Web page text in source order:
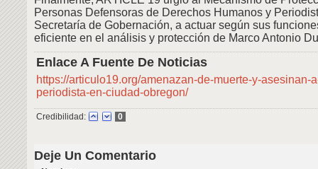
Personas Defensoras de Derechos Humanos y
Secretaría de Gobernación, a actuar según sus
eficiente en el análisis y protección de Marco Antonio
Enlace A Fuente De Noticias
https://articulo19.org/amenazan-de-muerte-y-asesinan-
periodista-en-ciudad-obregon/
Credibilidad: 0
Deje Un Comentario